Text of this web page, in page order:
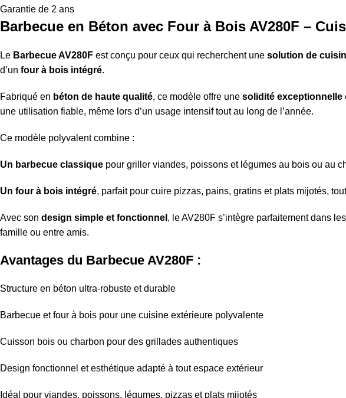
Garantie de 2 ans
Barbecue en Béton avec Four à Bois AV280F –
Le Barbecue AV280F est conçu pour ceux qui recherchent une solution de
d’un four à bois intégré.
Fabriqué en béton de haute qualité, ce modèle offre une solidité exceptionnelle
une utilisation fiable, même lors d’un usage intensif tout au long de l’année.
Ce modèle polyvalent combine :
Un barbecue classique pour griller viandes, poissons et légumes au bois ou au
Un four à bois intégré, parfait pour cuire pizzas, pains, gratins et plats mijotés,
Avec son design simple et fonctionnel , le AV280F s’intègre parfaitement dans
famille ou entre amis.
Avantages du Barbecue AV280F :
Structure en béton ultra-robuste et durable
Barbecue et four à bois pour une cuisine extérieure polyvalente
Cuisson bois ou charbon pour des grillades authentiques
Design fonctionnel et esthétique adapté à tout espace extérieur
Idéal pour viandes, poissons, légumes, pizzas et plats mijotés